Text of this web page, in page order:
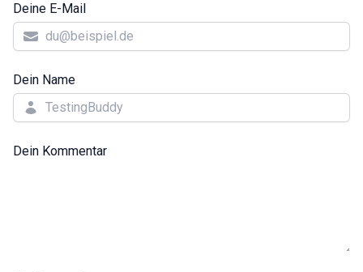
Deine E-Mail
Dein Name
Dein Kommentar